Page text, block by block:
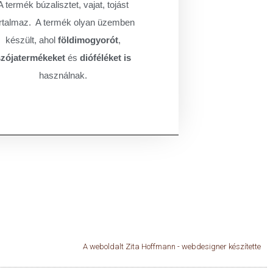
termék búzalisztet, vajat, tojást
A termék olyan üzemben
készült, ahol földimogyorót,
és dióféléket is
használnak.
A weboldalt Zita Hoffmann - webdesigner készítette